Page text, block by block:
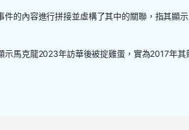
件的內容進行拼接並虛構了其中的關聯， 指其顯
示馬克龍2023年訪華後被掟雞蛋， 實為2017年其